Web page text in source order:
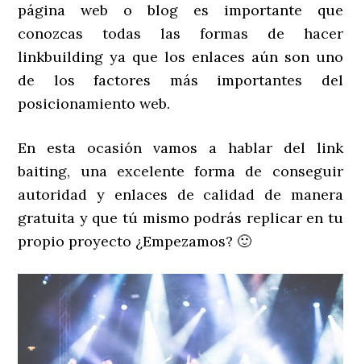
página web o blog es importante que
conozcas todas las formas de hacer
linkbuilding ya que los enlaces aún son uno
de los factores más importantes del
posicionamiento web.
En esta ocasión vamos a hablar del link
baiting, una excelente forma de conseguir
autoridad y enlaces de calidad de manera
gratuita y que tú mismo podrás replicar en tu
propio proyecto ¿Empezamos? 🙂